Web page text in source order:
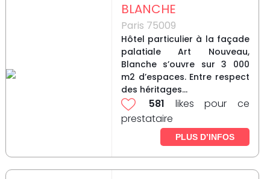
BLANCHE
Paris 75009
Hôtel particulier à la façade
palatiale Art Nouveau,
Blanche s’ouvre sur 3 000
m2 d’espaces. Entre respect
des héritages...
581 likes pour ce
prestataire
PLUS D’INFOS